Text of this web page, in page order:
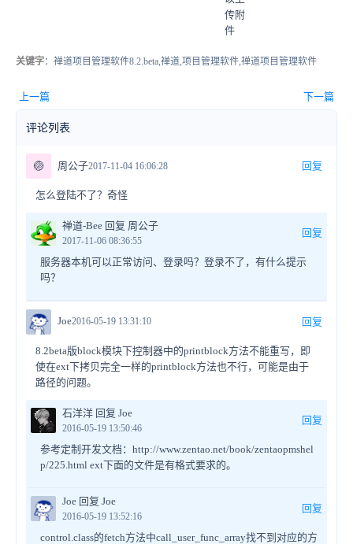
传附
件
关键字：禅道项目管理软件8.2.beta,禅道,项目管理软件,禅道项目管理软件
上一篇 下一篇
评论列表
🏐 周公子2017-11-04 16:06:28 回复
怎么登陆不了？奇怪
禅道-Bee 回复 周公子
2017-11-06 08:36:55
回复
服务器本机可以正常访问、登录吗？登录不了，有什么提示
吗？
Joe2016-05-19 13:31:10 回复
8.2beta版block模块下控制器中的printblock方法不能重写，即
使在ext下拷贝完全一样的printblock方法也不行，可能是由于
路径的问题。
石洋洋 回复 Joe
2016-05-19 13:50:46
回复
参考定制开发文档：http://www.zentao.net/book/zentaopmshel
p/225.html ext下面的文件是有格式要求的。
Joe 回复 Joe
2016-05-19 13:52:16
回复
control.class的fetch方法中call_user_func_array找不到对应的方